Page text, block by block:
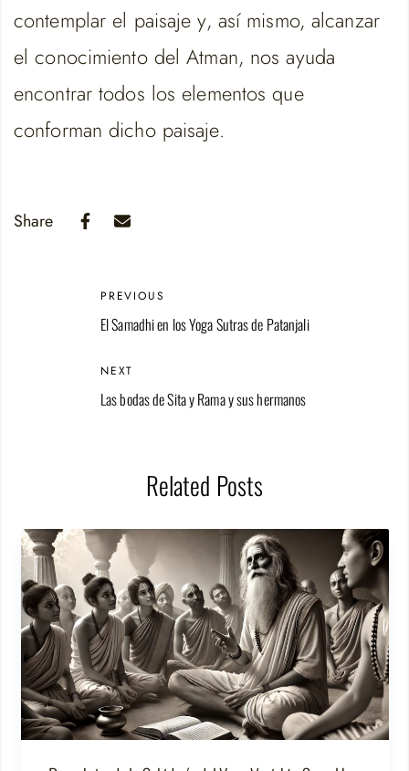
contemplar el paisaje y, así mismo, alcanzar
el conocimiento del Atman, nos ayuda
encontrar todos los elementos que
conforman dicho paisaje.
Share
PREVIOUS
El Samadhi en los Yoga Sutras de Patanjali
NEXT
Las bodas de Sita y Rama y sus hermanos
Related Posts